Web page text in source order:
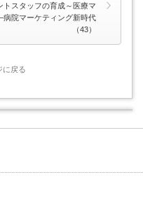
トスタッフの育成～医療マ
院マーケティング新時代
（43）
に戻る